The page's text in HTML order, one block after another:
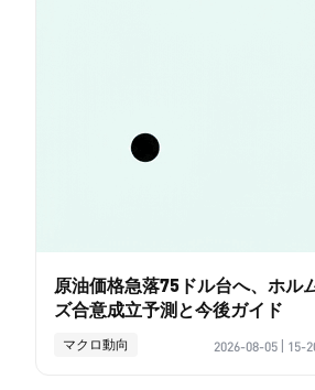
原油価格急落75ドル台へ、ホル
ズ合意成立予測と今後ガイド
マクロ動向 2026-08-05 15-